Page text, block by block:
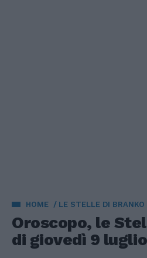
HOME LE STELLE DI BRANKO
Oroscopo, le
di giovedì 9